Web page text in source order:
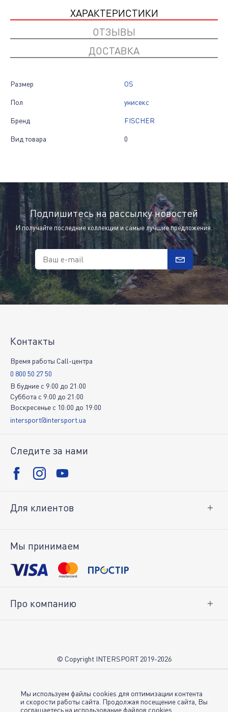
ХАРАКТЕРИСТИКИ
ОТЗЫВЫ
ДОСТАВКА
Размер OS
Пол унисекс
Бренд FISCHER
Вид товара 0
Подпишитесь на рассылку новостей
И получайте последние коллекции и самые лучшие предложения.
Ваш e-mail
Контакты
Время работы Call-центра
0 800 50 27 50
В будние c 9:00 до 21:00
Суббота c 9:00 до 21:00
Воскресенье c 10:00 до 19:00
intersport@intersport.ua
Следите за нами
Для клиентов
Возврат товара
Мы принимаем
Про компанию
Магазины INTERSPORT
© Copyright INTERSPORT 2019-2026
Мы используем файлы cookies для оптимизации контента
и скорости работы сайта. Продолжая посещение сайта, Вы
соглашаетесь на использование файлов cookies.